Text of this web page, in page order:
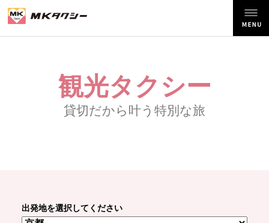
観光タクシー
貸切だから叶う特別な旅
出発地を選択してください